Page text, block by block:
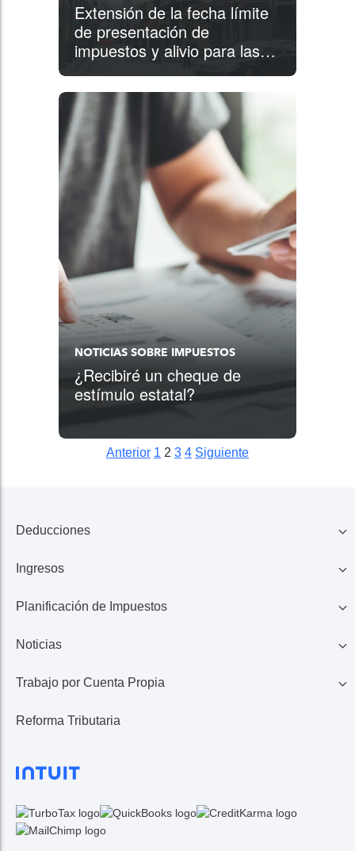
Extensión de la fecha límite
de presentación de
impuestos y alivio para las
invernales de Luisiana
NOTICIAS SOBRE IMPUESTOS
¿Recibiré un cheque de
estímulo estatal?
Anterior 1 2 3 4 Siguiente
Deducciones
Familia
Educación
Ingresos
401K, IRA, Acciones
Ingresos de Negocio
Planificación de Impuestos
Ahorros
Calculadora de Impuestos
Noticias
Lo Último en Impuestos
Noticias TurboTax
Trabajo por Cuenta Propia
1099 MISC/K
Gastos
Reforma Tributaria